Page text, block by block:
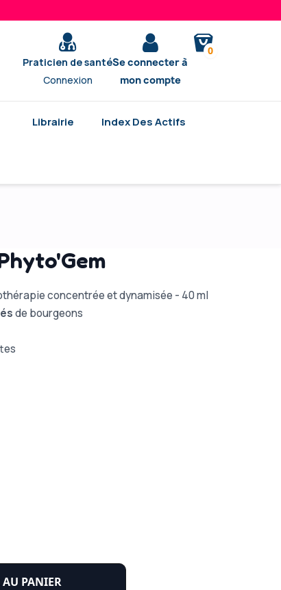
Praticien de santé
Connexion
Se connecter à
mon compte
0
Librairie Index Des Actifs
concentrée et dynamisée - 40 ml
de bourgeons
AU PANIER